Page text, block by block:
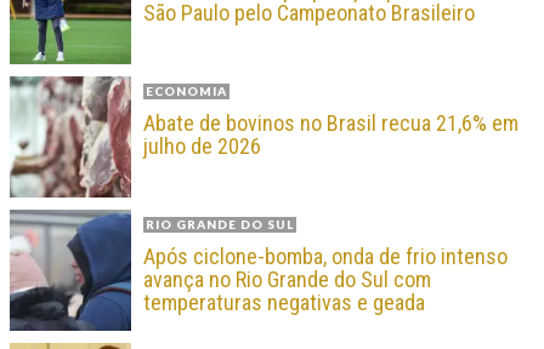
São Paulo pelo Campeonato Brasileiro
ECONOMIA
Abate de bovinos no Brasil recua 21,6% em
julho de 2026
RIO GRANDE DO SUL
Após ciclone-bomba, onda de frio intenso
avança no Rio Grande do Sul com
temperaturas negativas e geada